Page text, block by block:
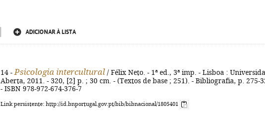
ADICIONAR À LISTA
14 - Psicologia intercultural / Félix Neto. - 1ª ed., 3ª imp. - Lisboa :
Aberta, 2011. - 320, [2] p. ; 30 cm. - (Textos de base ; 251). - Bibliografia, p. 275-
- ISBN 978-972-674-376-7
Link persistente: http://id.bnportugal.gov.pt/bib/bibnacional/1805401